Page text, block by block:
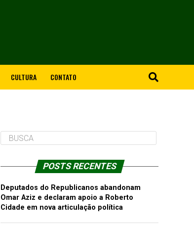
CULTURA CONTATO
POSTS RECENTES
Deputados do Republicanos abandonam
Omar Aziz e declaram apoio a Roberto
Cidade em nova articulação política